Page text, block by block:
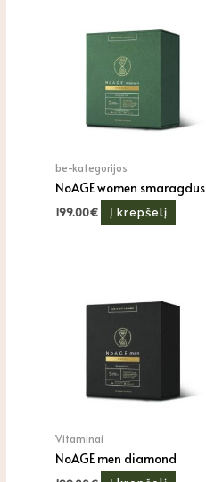
be-kategorijos
NoAGE women smaragdus
199.00€ Į krepšelį
Vitaminai
NoAGE men diamond